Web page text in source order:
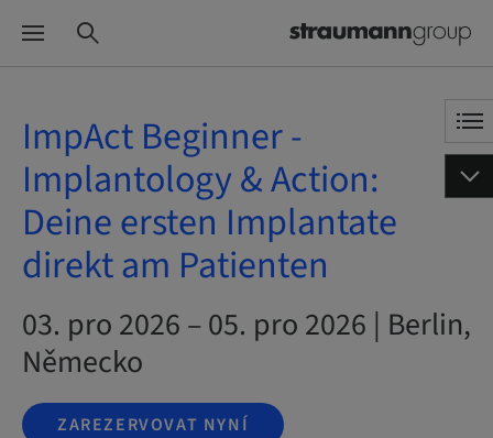
ImpAct Beginner -
Implantology & Action:
Deine ersten Implantate
direkt am Patienten
03. pro 2026 – 05. pro 2026 | Berlin,
Německo
ZAREZERVOVAT NYNÍ